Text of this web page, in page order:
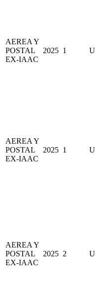
AEREA Y
POSTAL
EX-IAAC
2025 1 U
AEREA Y
POSTAL
EX-IAAC
2025 1 U
AEREA Y
POSTAL
EX-IAAC
2025 2 U